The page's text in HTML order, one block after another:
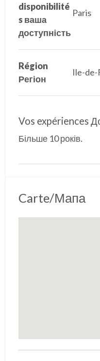
disponibilité
s ваша
доступність
Paris
Région
Регіон
Ile-de-
Vos expériences
Більше 10 років.
Carte/Мапа